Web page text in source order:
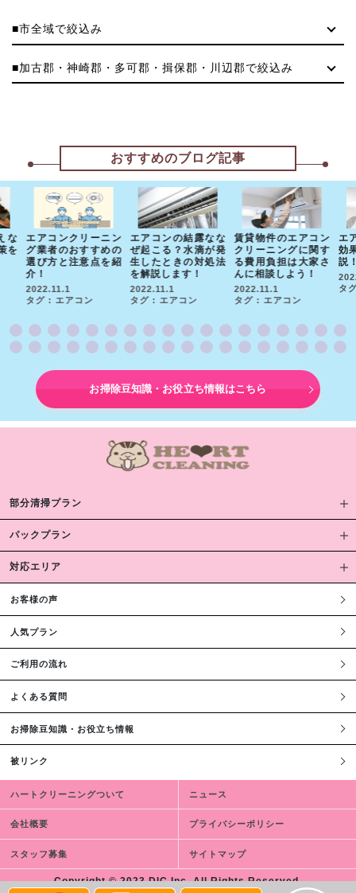
■市全域で絞込み
■加古郡・神崎郡・多可郡・揖保郡・川辺郡で絞込み
おすすめのブログ記事
な
を
エアコンクリーニン
グ業者のおすすめの
選び方と注意点を紹
介！
2022.11.1
タグ : エアコン
エアコンの結露なな
ぜ起こる？水滴が発
生したときの対処法
を解説します！
2022.11.1
タグ : エアコン
賃貸物件のエアコン
クリーニングに関す
る費用負担は大家さ
んに相談しよう！
2022.11.1
タグ : エアコン
エ
効
説
タ
お掃除豆知識・お役立ち情報はこちら
部分清掃プラン
パックプラン
対応エリア
お客様の声
人気プラン
ご利用の流れ
よくある質問
お掃除豆知識・お役立ち情報
被リンク
ハートクリーニングついて ニュース
会社概要 プライバシーポリシー
スタッフ募集 サイトマップ
Copyright © 2023 DIC,Inc. All Rights Reserved.